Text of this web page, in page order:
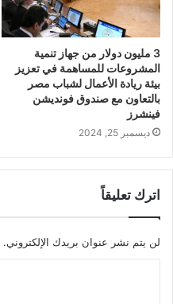
3 مليون دولار من جهاز تنمية
المشروعات للمساهمة في تعزيز
بيئة ريادة الأعمال لشباب مصر
بالتعاون مع صندوق فونديشن
فينشرز
ديسمبر 25, 2024
اترك تعليقاً
لن يتم نشر عنوان بريدك الإلكتروني.